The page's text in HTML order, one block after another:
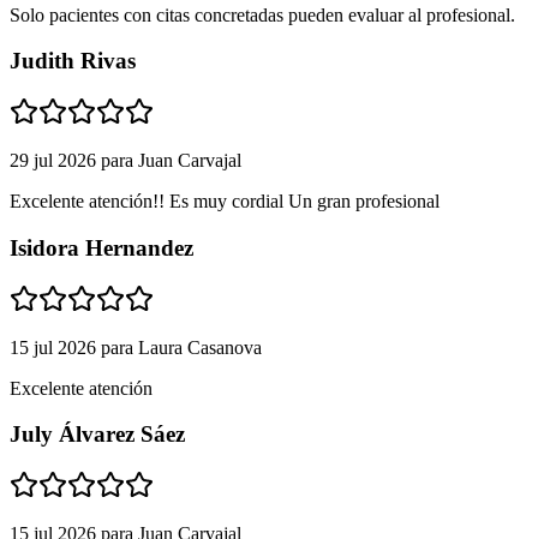
Solo pacientes con citas concretadas pueden evaluar al profesional.
Judith Rivas
29 jul 2026 para Juan Carvajal
Excelente atención!! Es muy cordial Un gran profesional
Isidora Hernandez
15 jul 2026 para Laura Casanova
Excelente atención
July Álvarez Sáez
15 jul 2026 para Juan Carvajal